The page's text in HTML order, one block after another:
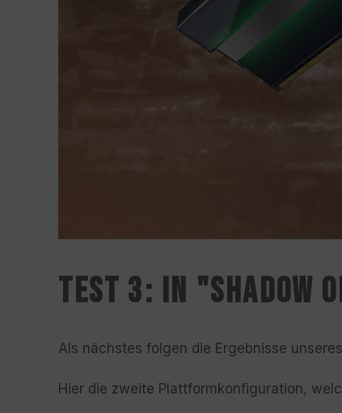
TEST 3: In "Shadow
Als nächstes folgen die Ergebnisse
Hier die zweite Plattformkonfiguration,